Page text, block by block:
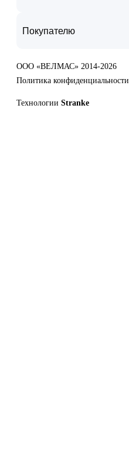
Покупателю
ООО «ВЕЛМАС» 2014-2026
Политика конфиденциальности
Технологии Stranke